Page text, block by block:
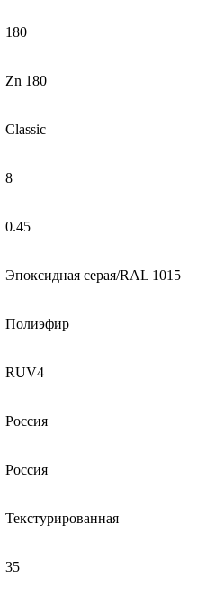
180
Zn 180
Classic
8
0.45
Эпоксидная серая/RAL 1015
Полиэфир
RUV4
Россия
Россия
Текстурированная
35